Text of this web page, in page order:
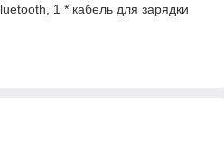
1 * кабель для зарядки